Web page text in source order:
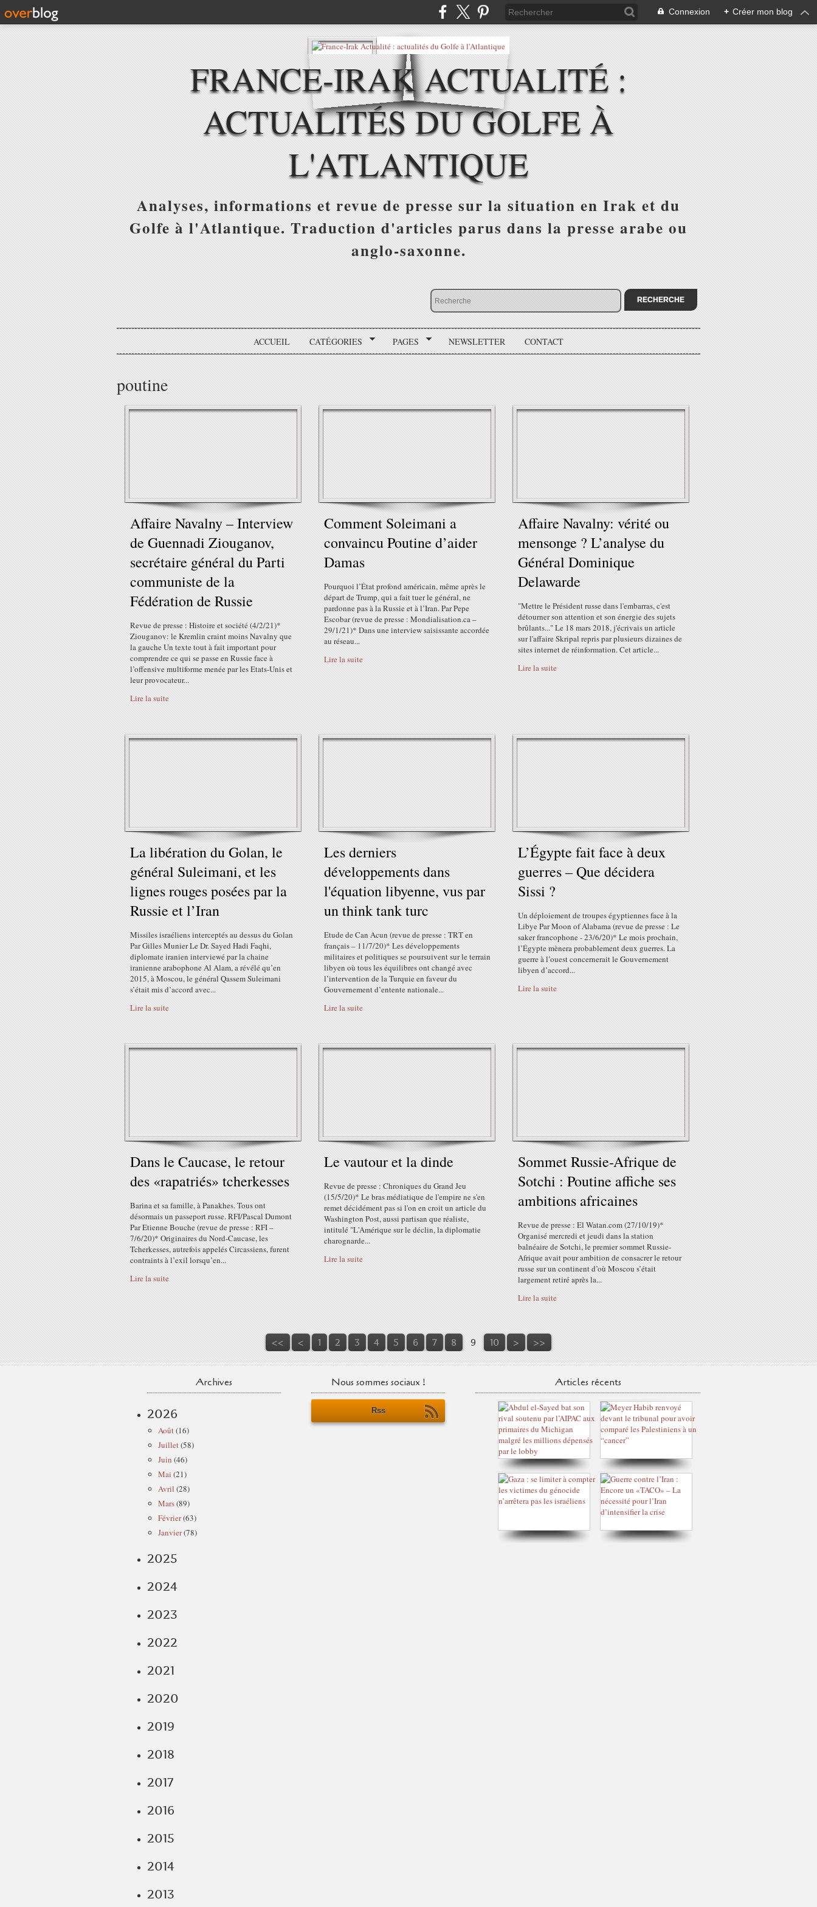
Connexion + Créer mon blog
FRANCE-IRAK ACTUALITÉ :
ACTUALITÉS DU GOLFE À
L'ATLANTIQUE
Analyses, informations et revue de presse sur la situation en Irak et du
Golfe à l'Atlantique. Traduction d'articles parus dans la presse arabe ou
anglo-saxonne.
ACCUEIL CATÉGORIES PAGES NEWSLETTER CONTACT
poutine
Affaire Navalny – Interview
de Guennadi Ziouganov,
secrétaire général du Parti
communiste de la
Fédération de Russie
Revue de presse : Histoire et société (4/2/21)*
Ziouganov: le Kremlin craint moins Navalny que
la gauche Un texte tout à fait important pour
comprendre ce qui se passe en Russie face à
l’offensive multiforme menée par les Etats-Unis et
leur provocateur...
Lire la suite
Comment Soleimani a
convaincu Poutine d’aider
Damas
Pourquoi l’État profond américain, même après le
départ de Trump, qui a fait tuer le général, ne
pardonne pas à la Russie et à l’Iran. Par Pepe
Escobar (revue de presse : Mondialisation.ca –
29/1/21)* Dans une interview saisissante accordée
au réseau...
Lire la suite
Affaire Navalny: vérité ou
mensonge ? L’analyse du
Général Dominique
Delawarde
"Mettre le Président russe dans l'embarras, c'est
détourner son attention et son énergie des sujets
brûlants..." Le 18 mars 2018, j'écrivais un article
sur l'affaire Skripal repris par plusieurs dizaines de
sites internet de réinformation. Cet article...
Lire la suite
La libération du Golan, le
général Suleimani, et les
lignes rouges posées par la
Russie et l’Iran
Missiles israéliens interceptés au dessus du Golan
Par Gilles Munier Le Dr. Sayed Hadi Faqhi,
diplomate iranien interviewé par la chaine
iranienne arabophone Al Alam, a révélé qu’en
2015, à Moscou, le général Qassem Suleimani
s’était mis d’accord avec...
Lire la suite
Les derniers
développements dans
l'équation libyenne, vus par
un think tank turc
Etude de Can Acun (revue de presse : TRT en
français – 11/7/20)* Les développements
militaires et politiques se poursuivent sur le terrain
libyen où tous les équilibres ont changé avec
l’intervention de la Turquie en faveur du
Gouvernement d’entente nationale...
Lire la suite
L’Égypte fait face à deux
guerres – Que décidera
Sissi ?
Un déploiement de troupes égyptiennes face à la
Libye Par Moon of Alabama (revue de presse : Le
saker francophone - 23/6/20)* Le mois prochain,
l’Égypte mènera probablement deux guerres. La
guerre à l’ouest concernerait le Gouvernement
libyen d’accord...
Lire la suite
Dans le Caucase, le retour
des «rapatriés» tcherkesses
Barina et sa famille, à Panakhes. Tous ont
désormais un passeport russe. RFI/Pascal Dumont
Par Etienne Bouche (revue de presse : RFI –
7/6/20)* Originaires du Nord-Caucase, les
Tcherkesses, autrefois appelés Circassiens, furent
contraints à l’exil lorsqu’en...
Lire la suite
Le vautour et la dinde
Revue de presse : Chroniques du Grand Jeu
(15/5/20)* Le bras médiatique de l'empire ne s'en
remet décidément pas si l'on en croit un article du
Washington Post, aussi partisan que réaliste,
intitulé "L'Amérique sur le déclin, la diplomatie
charognarde...
Lire la suite
Sommet Russie-Afrique de
Sotchi : Poutine affiche ses
ambitions africaines
Revue de presse : El Watan.com (27/10/19)*
Organisé mercredi et jeudi dans la station
balnéaire de Sotchi, le premier sommet Russie-
Afrique avait pour ambition de consacrer le retour
russe sur un continent d’où Moscou s’était
largement retiré après la...
Lire la suite
<< < 1 2 3 4 5 6 7 8 9 10 > >>
Archives
2026
Août(16)
Juillet(58)
Juin (46)
Mai (21)
Avril (28)
Mars(89)
Février(63)
Janvier(78)
2025
2024
2023
2022
2021
2020
2019
2018
2017
2016
2015
2014
2013
Nous sommes sociaux !
Rss
Articles récents